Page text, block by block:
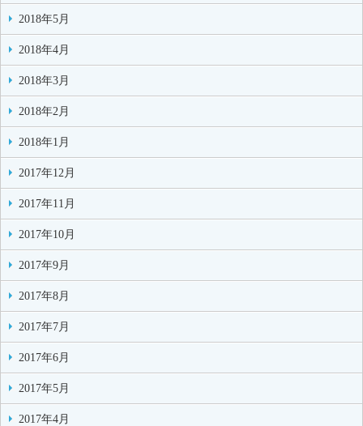
2018年5月
2018年4月
2018年3月
2018年2月
2018年1月
2017年12月
2017年11月
2017年10月
2017年9月
2017年8月
2017年7月
2017年6月
2017年5月
2017年4月